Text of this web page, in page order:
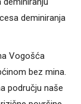
deminiranja
Vogošća
bez mina.
području naše